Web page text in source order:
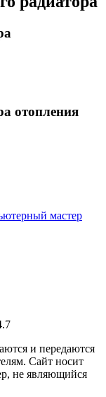
отопления
мастер
и передаются
Сайт носит
не являющийся